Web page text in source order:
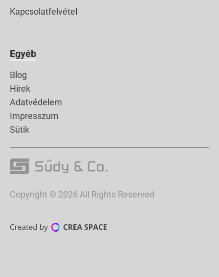
Kapcsolatfelvétel
Egyéb
Blog
Hírek
Adatvédelem
Impresszum
Sütik
Copyright © 2026 All Rights Reserved